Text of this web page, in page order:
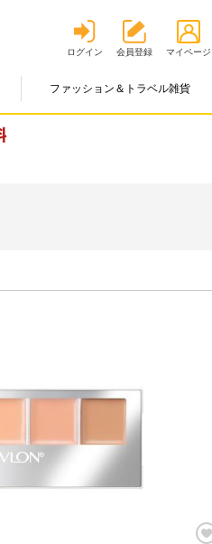
ログイン 会員登録 マイページ
ファッション＆トラベル雑貨